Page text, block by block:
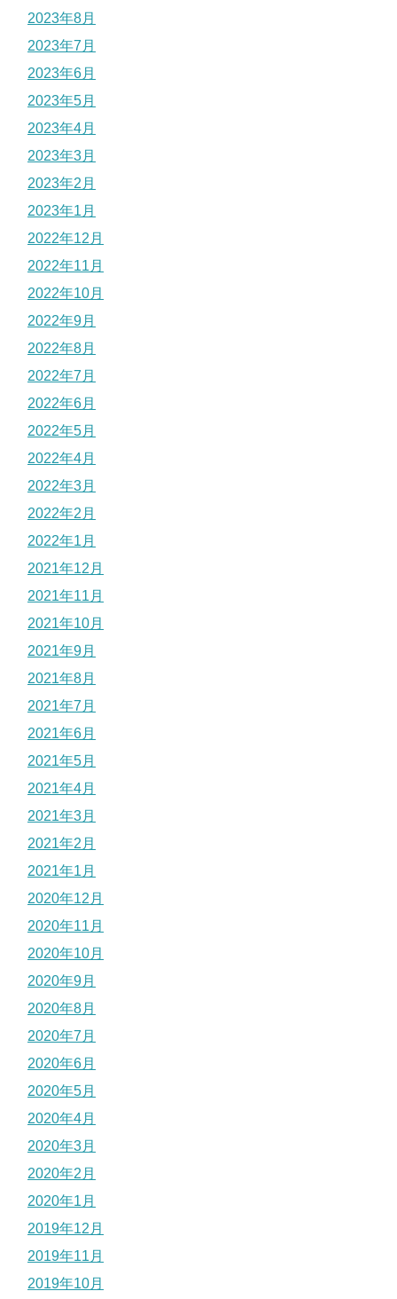
2023年8月
2023年7月
2023年6月
2023年5月
2023年4月
2023年3月
2023年2月
2023年1月
2022年12月
2022年11月
2022年10月
2022年9月
2022年8月
2022年7月
2022年6月
2022年5月
2022年4月
2022年3月
2022年2月
2022年1月
2021年12月
2021年11月
2021年10月
2021年9月
2021年8月
2021年7月
2021年6月
2021年5月
2021年4月
2021年3月
2021年2月
2021年1月
2020年12月
2020年11月
2020年10月
2020年9月
2020年8月
2020年7月
2020年6月
2020年5月
2020年4月
2020年3月
2020年2月
2020年1月
2019年12月
2019年11月
2019年10月